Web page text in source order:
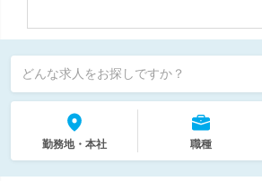
どんな求人をお探しですか？
勤務地・本社 職種